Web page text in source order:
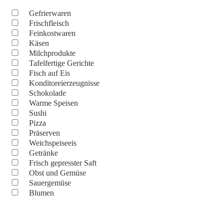
Gefrierwaren
Frischfleisch
Feinkostwaren
Käsen
Milchprodukte
Tafelfertige Gerichte
Fisch auf Eis
Konditoreierzeugnisse
Schokolade
Warme Speisen
Sushi
Pizza
Präserven
Weichspeiseeis
Getränke
Frisch gepresster Saft
Obst und Gemüse
Sauergemüse
Blumen